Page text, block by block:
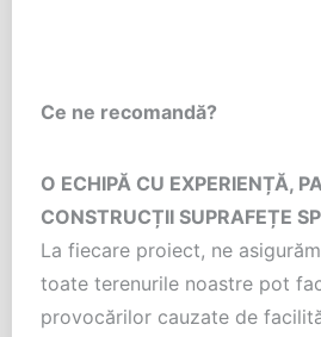
Ce ne recomandă?
O ECHIPĂ CU EXPERIENȚĂ,
CONSTRUCȚII SUPRAFEȚE
La fiecare proiect, ne
toate terenurile noastre pot
provocărilor cauzate de